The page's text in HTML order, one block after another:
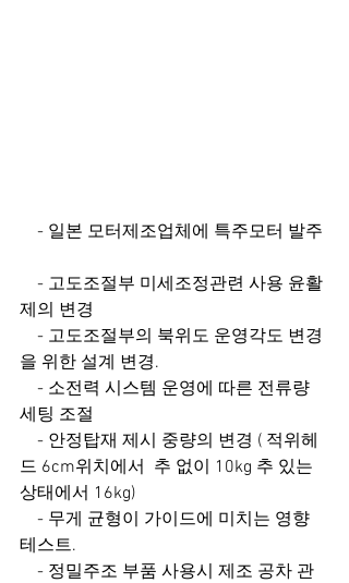
제의 변경
을 위한 설계 변경.
세팅 조절
드 6cm위치에서  추 없이 10kg 추 있는
상태에서 16kg)
테스트.